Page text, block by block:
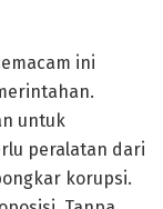
ini
untuk
peralatan dari
korupsi.